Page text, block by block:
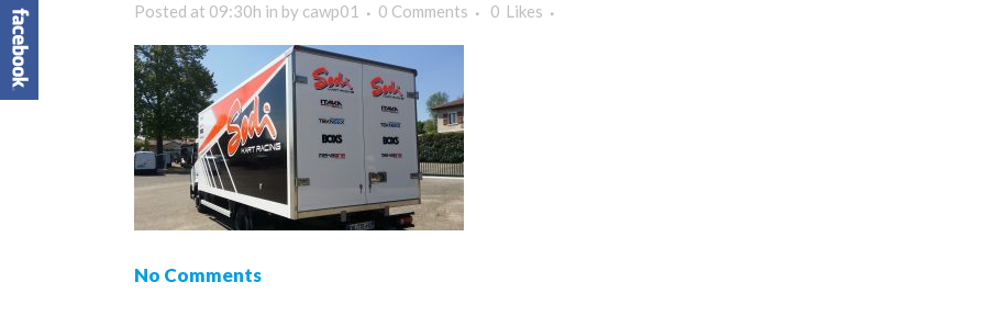
Posted at 09:30h in by cawp01 0 Comments 0 Likes
No Comments